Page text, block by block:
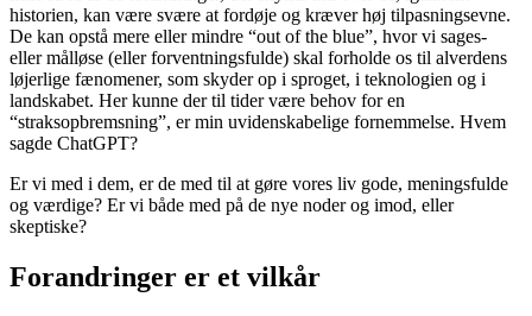
historien, kan være svære at fordøje og kræver høj tilpasningsevne.
De kan opstå mere eller mindre “out of the blue”, hvor vi sages-
eller målløse (eller forventningsfulde) skal forholde os til alverdens
løjerlige fænomener, som skyder op i sproget, i teknologien og i
landskabet. Her kunne der til tider være behov for en
“straksopbremsning”, er min uvidenskabelige fornemmelse. Hvem
sagde ChatGPT?
Er vi med i dem, er de med til at gøre vores liv gode, meningsfulde
og værdige? Er vi både med på de nye noder og imod, eller
skeptiske?
Forandringer er et vilkår